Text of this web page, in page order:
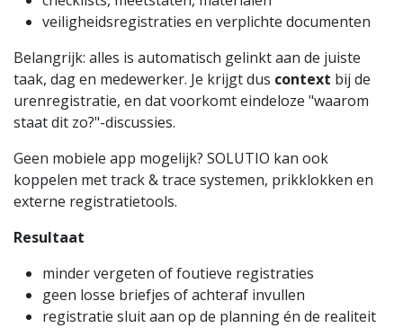
veiligheidsregistraties en verplichte documenten
Belangrijk: alles is automatisch gelinkt aan de juiste
taak, dag en medewerker. Je krijgt dus context bij de
urenregistratie, en dat voorkomt eindeloze "waarom
staat dit zo?"-discussies.
Geen mobiele app mogelijk? SOLUTIO kan ook
koppelen met track & trace systemen, prikklokken en
externe registratietools.
Resultaat
minder vergeten of foutieve registraties
geen losse briefjes of achteraf invullen
registratie sluit aan op de planning én de realiteit